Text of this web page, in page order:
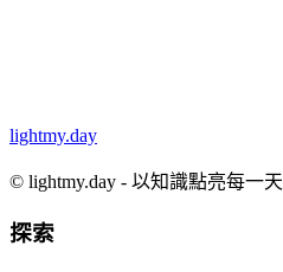
lightmy.day
© lightmy.day - 以知識點亮每一天
探索